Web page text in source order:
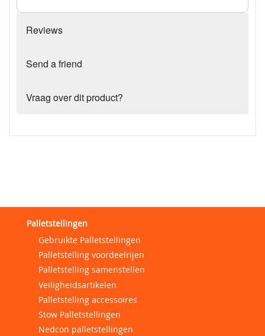
Reviews
Send a friend
Vraag over dit product?
Palletstellingen
Gebruikte Palletstellingen
Palletstelling voordeelrijen
Palletstelling samenstellen
Veiligheidsartikelen
Palletstelling accessoires
Stow Palletstellingen
Nedcon palletstellingen